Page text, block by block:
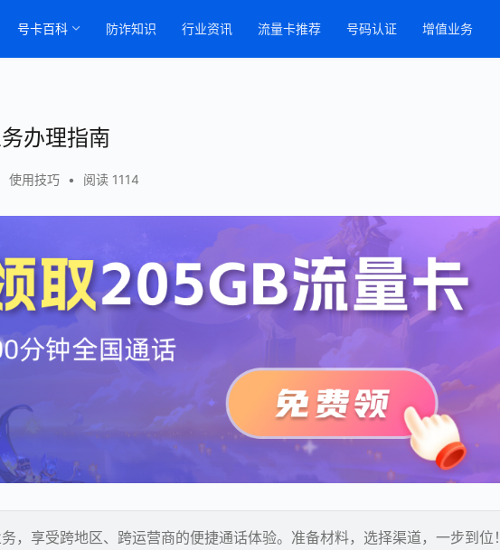
号卡百科 防诈知识 行业资讯 流量卡推荐 号码认证 增值业务
办理指南
使用技巧 • 阅读 1114
，享受跨地区、跨运营商的便捷通话体验。准备材料，选择渠道，一步到位！